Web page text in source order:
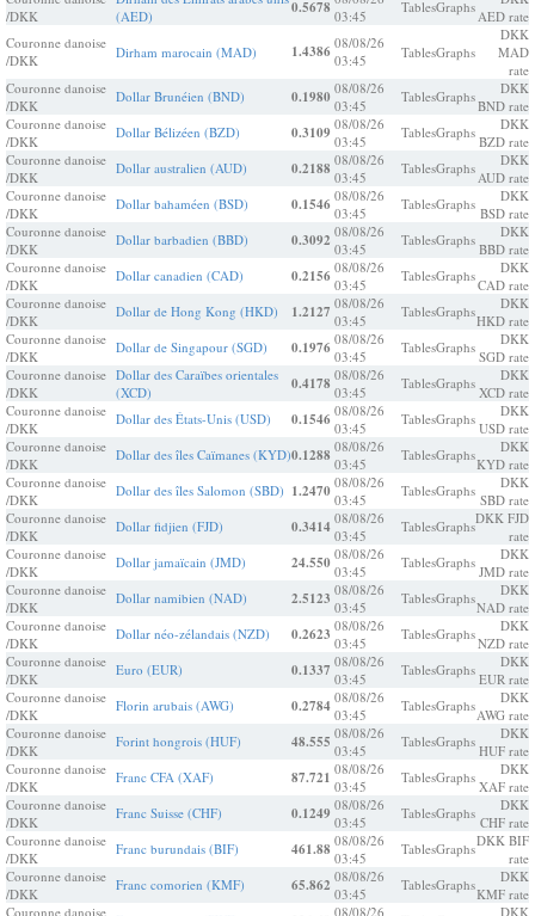
/DKK
(AED)
0.5678 03:45
TablesGraphs
AED rate
Couronne danoise
/DKK
Dirham marocain (MAD) 1.4386 08/08/26
03:45
TablesGraphs
DKK
MAD
rate
Couronne danoise
/DKK
Dollar Brunéien (BND) 0.1980 08/08/26
03:45
TablesGraphs
DKK
BND rate
Couronne danoise
/DKK
Dollar Bélizéen (BZD) 0.3109 08/08/26
03:45
TablesGraphs
DKK
BZD rate
Couronne danoise
/DKK
Dollar australien (AUD) 0.2188 08/08/26
03:45
TablesGraphs
DKK
AUD rate
Couronne danoise
/DKK
Dollar bahaméen (BSD) 0.1546 08/08/26
03:45
TablesGraphs
DKK
BSD rate
Couronne danoise
/DKK
Dollar barbadien (BBD) 0.3092 08/08/26
03:45
TablesGraphs
DKK
BBD rate
Couronne danoise
/DKK
Dollar canadien (CAD) 0.2156 08/08/26
03:45
TablesGraphs
DKK
CAD rate
Couronne danoise
/DKK
Dollar de Hong Kong (HKD) 1.2127 08/08/26
03:45
TablesGraphs
DKK
HKD rate
Couronne danoise
/DKK
Dollar de Singapour (SGD) 0.1976 08/08/26
03:45
TablesGraphs
DKK
SGD rate
Couronne danoise
/DKK
Dollar des Caraïbes orientales
(XCD)
0.4178 08/08/26
03:45
TablesGraphs
DKK
XCD rate
Couronne danoise
/DKK
Dollar des États-Unis (USD) 0.1546 08/08/26
03:45
TablesGraphs
DKK
USD rate
Couronne danoise
/DKK
Dollar des îles Caïmanes (KYD)0.1288 08/08/26
03:45
TablesGraphs
DKK
KYD rate
Couronne danoise
/DKK
Dollar des îles Salomon (SBD) 1.2470 08/08/26
03:45
TablesGraphs
DKK
SBD rate
Couronne danoise
/DKK
Dollar fidjien (FJD) 0.3414 08/08/26
03:45
TablesGraphsDKK FJD
rate
Couronne danoise
/DKK
Dollar jamaïcain (JMD) 24.550 08/08/26
03:45
TablesGraphs
DKK
JMD rate
Couronne danoise
/DKK
Dollar namibien (NAD) 2.5123 08/08/26
03:45
TablesGraphs
DKK
NAD rate
Couronne danoise
/DKK
Dollar néo-zélandais (NZD) 0.2623 08/08/26
03:45
TablesGraphs
DKK
NZD rate
Couronne danoise
/DKK
Euro (EUR) 0.1337 08/08/26
03:45
TablesGraphs
DKK
EUR rate
Couronne danoise
/DKK
Florin arubais (AWG) 0.2784 08/08/26
03:45
TablesGraphs
DKK
AWG rate
Couronne danoise
/DKK
Forint hongrois (HUF) 48.555 08/08/26
03:45
TablesGraphs
DKK
HUF rate
Couronne danoise
/DKK
Franc CFA (XAF) 87.721 08/08/26
03:45
TablesGraphs
DKK
XAF rate
Couronne danoise
/DKK
Franc Suisse (CHF) 0.1249 08/08/26
03:45
TablesGraphs
DKK
CHF rate
Couronne danoise
/DKK
Franc burundais (BIF) 461.88 08/08/26
03:45
TablesGraphsDKK BIF
rate
Couronne danoise
/DKK
Franc comorien (KMF) 65.862 08/08/26
03:45
TablesGraphs
DKK
KMF rate
Couronne danoise
08/08/26
DKK